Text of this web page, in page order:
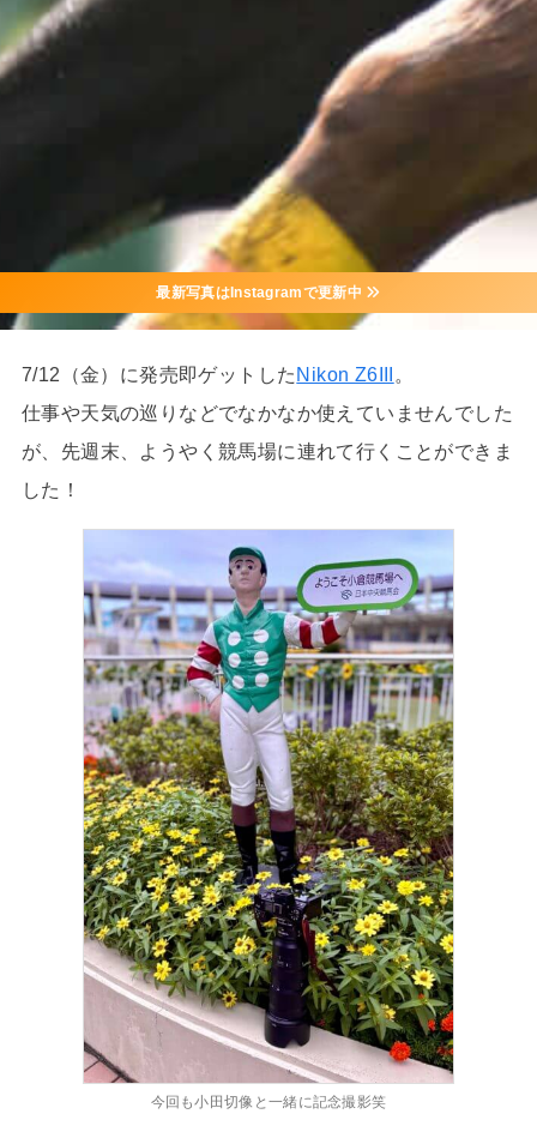
最新写真はInstagramで更新中
7/12（金）に発売即ゲットした Nikon Z6III
。
仕事や天気の巡りなどでなかなか使えていませんでした
が、先週末、ようやく競馬場に連れて行くことができま
した！
今回も小田切像と一緒に記念撮影笑